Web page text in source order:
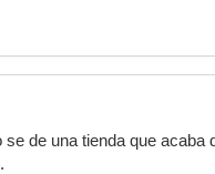
de una tienda que